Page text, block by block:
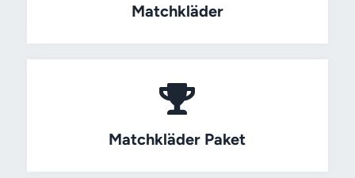
Matchkläder
Matchkläder Paket